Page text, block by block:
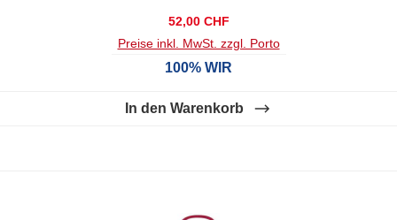
Regulärer Preis:
52,00 CHF
Preise inkl. MwSt. zzgl. Porto
100% WIR
In den Warenkorb